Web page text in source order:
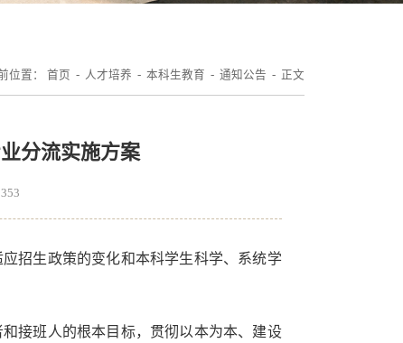
位置： 首页 - 人才培养 - 本科生教育 - 通知公告 - 正文
分流实施方案
招生政策的变化和本科学生科学、系统学
接班人的根本目标，贯彻以本为本、建设